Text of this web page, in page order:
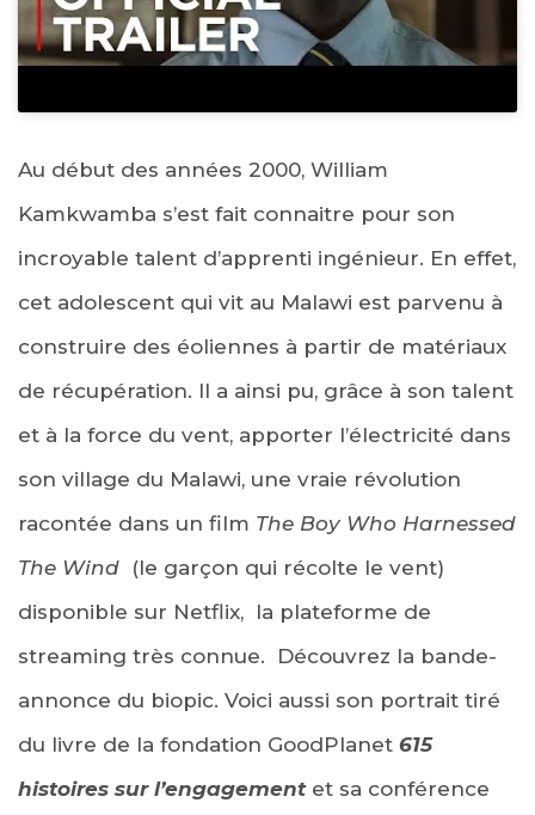
Au début des années 2000, William
Kamkwamba s’est fait connaitre pour son
incroyable talent d’apprenti ingénieur. En effet,
cet adolescent qui vit au Malawi est parvenu à
construire des éoliennes à partir de matériaux
de récupération. Il a ainsi pu, grâce à son talent
et à la force du vent, apporter l’électricité dans
son village du Malawi, une vraie révolution
racontée dans un film The Boy Who Harnessed
The Wind (le garçon qui récolte le vent)
disponible sur Netflix, la plateforme de
streaming très connue. Découvrez la bande-
annonce du biopic. Voici aussi son portrait tiré
du livre de la fondation GoodPlanet 615
histoires sur l’engagementet sa conférence